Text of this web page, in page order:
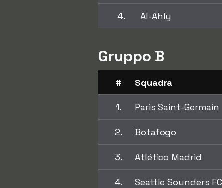
4. Al-Ahly
Gruppo B
# Squadra
1. Paris Saint-Germain
2. Botafogo
3. Atlético Madrid
4. Seattle Sounders FC